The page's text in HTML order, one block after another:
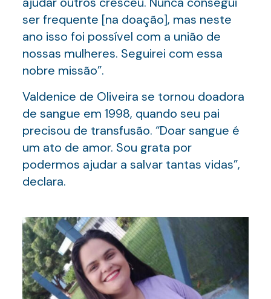
ser frequente [na doação], mas neste
ano isso foi possível com a união de
nossas mulheres. Seguirei com essa
nobre missão”.
Valdenice de Oliveira se tornou doadora
de sangue em 1998, quando seu pai
precisou de transfusão. “Doar sangue é
um ato de amor. Sou grata por
podermos ajudar a salvar tantas vidas”,
declara.